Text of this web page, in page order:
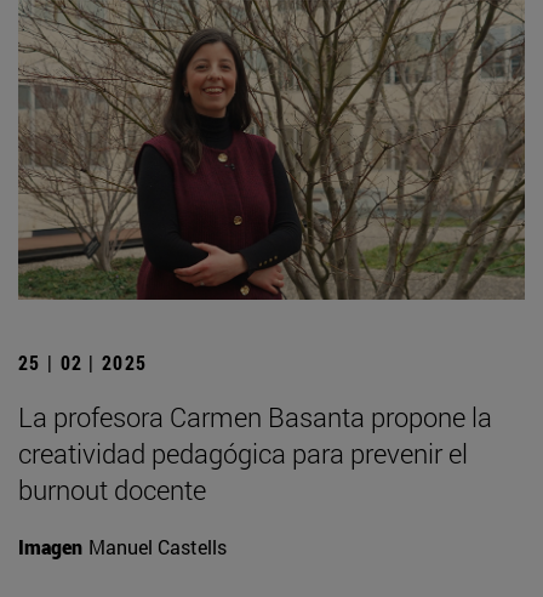
25 | 02 | 2025
La profesora Carmen Basanta propone la
creatividad pedagógica para prevenir el
burnout docente
Imagen Manuel Castells